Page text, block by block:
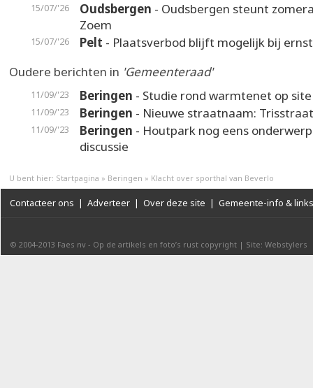
15/07/'26 Oudsbergen - Oudsbergen steunt
Zoem
15/07/'26 Pelt - Plaatsverbod blijft mogelijk bij
Oudere berichten in 'Gemeenteraad'
11/09/'23 Beringen - Studie rond warmtenet op
11/09/'23 Beringen - Nieuwe straatnaam: Trisstraat
11/09/'23 Beringen - Houtpark nog eens
discussie
U bent hier: Startpagina » Beringen » Klacht over sporthal van Beverlo
Contacteer ons | Adverteer | Over deze site | Gemeente-info & links
© 2004-2013 Faes nv - Op de artikels en foto’s rust copyright | Site: Webstylers